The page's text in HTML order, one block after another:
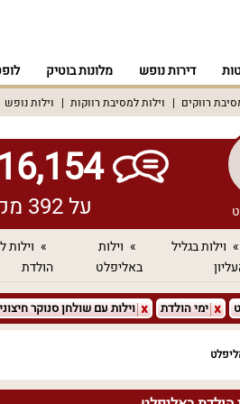
דירות נופש מלונות בוטיק
רווקים וילות למסיבת רווקות וילות נופש
16,154 חוות דעת אמיתיות!
על 392 מקומות אירוח שונים ברחבי הארץ
וילות בגליל
וילות
באליפלט
וילות
הולדת
ימי הולדת וילות עם שולחן סנוקר חיצוני